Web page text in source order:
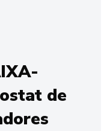
de